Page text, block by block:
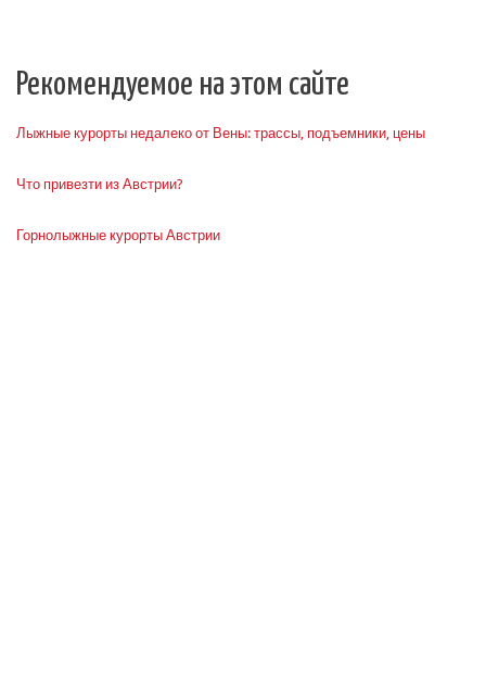
Рекомендуемое на этом сайте
Лыжные курорты недалеко от Вены: трассы, подъемники, цены
Что привезти из Австрии?
Горнолыжные курорты Австрии